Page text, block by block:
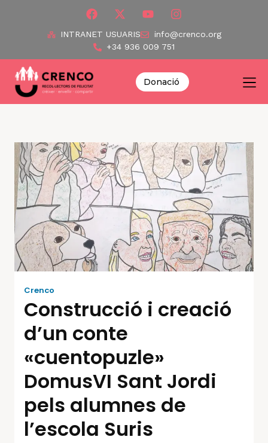
INTRANET USUARIS
info@crenco.org
+34 936 009 751
Donació
Crenco
Construcció i creació
d’un conte
«cuentopuzle»
DomusVI Sant Jordi
pels alumnes de
l’escola Suris